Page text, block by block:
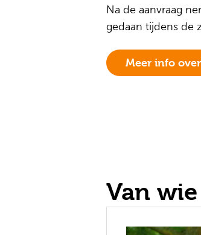
Na de aanvraag
gedaan tijdens de
Meer info
Van